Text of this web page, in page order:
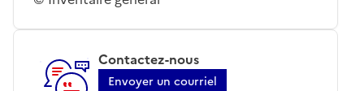
Contactez-nous
Envoyer un courriel